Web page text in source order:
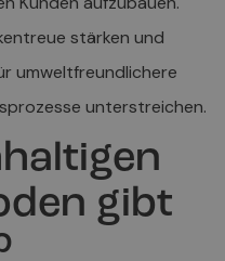
stärken und
umweltfreundlichere
unterstreichen.
gibt